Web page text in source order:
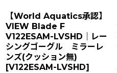
【World Aquatics承認】
VIEW Blade F
V122ESAM-LVSHD｜レー
シングゴーグル ミラーレ
ンズ(クッション無)
[V122ESAM-LVSHD]